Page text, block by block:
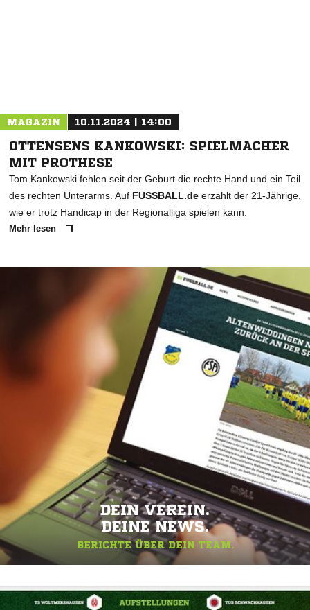
MAGAZIN 10.11.2024 | 14:00
OTTENSENS KANKOWSKI: SPIELMACHER
MIT PROTHESE
Tom Kankowski fehlen seit der Geburt die rechte Hand und ein Teil
des rechten Unterarms. Auf FUSSBALL.de erzählt der 21-Jährige,
wie er trotz Handicap in der Regionalliga spielen kann.
Mehr lesen
DEIN VEREIN.
DEINE NEWS.
BERICHTE ÜBER DEIN TEAM.